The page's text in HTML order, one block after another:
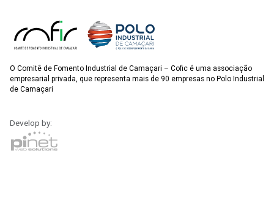
O Comitê de Fomento Industrial de Camaçari – Cofic é uma associação
empresarial privada, que representa mais de 90 empresas no Polo Industrial
de Camaçari
Develop by: